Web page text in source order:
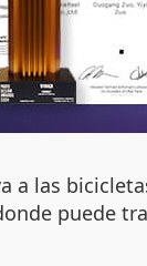
a las
puede